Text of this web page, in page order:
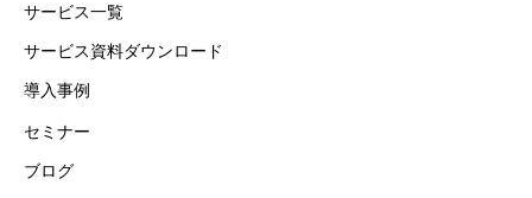
サービス一覧
サービス資料ダウンロード
導入事例
セミナー
ブログ